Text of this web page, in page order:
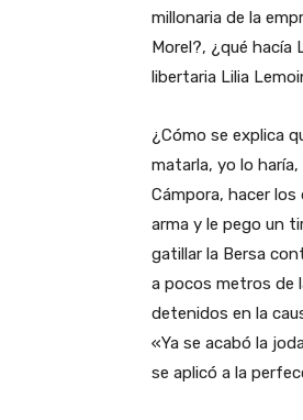
millonaria de la
Morel?, ¿qué hacía
libertaria Lilia
¿Cómo se explica
matarla, yo lo
Cámpora, hacer
arma y le pego un
gatillar la Bersa
a pocos metros de
detenidos en la
«Ya se acabó la
se aplicó a la